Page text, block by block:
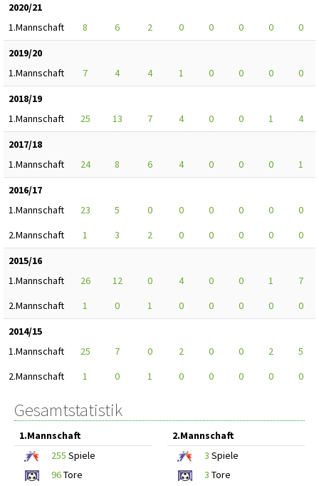
2020/21
1.Mannschaft
8 6 2 0 0 0 0
0
2019/20
1.Mannschaft
7 4 4 1 0 0 0
0
2018/19
1.Mannschaft
25 13 7 4 0 0 1
4
2017/18
1.Mannschaft
24 8 6 4 0 0 0
1
2016/17
1.Mannschaft
23 5 0 0 0 0 0
0
2.Mannschaft
1 3 2 0 0 0 0
0
2015/16
1.Mannschaft
26 12 0 4 0 0 1
7
2.Mannschaft
1 0 1 0 0 0 0
0
2014/15
1.Mannschaft
25 7 0 2 0 0 2
5
2.Mannschaft
1 0 1 0 0 0 0 0
Gesamtstatistik
1.Mannschaft
255 Spiele
96Tore
2.Mannschaft
3 Spiele
3 Tore